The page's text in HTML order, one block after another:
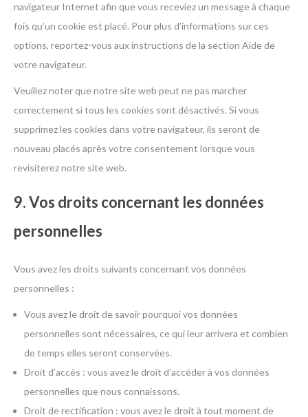
navigateur Internet afin que vous receviez un message à chaque
fois qu’un cookie est placé. Pour plus d’informations sur ces
options, reportez-vous aux instructions de la section Aide de
votre navigateur.
Veuillez noter que notre site web peut ne pas marcher
correctement si tous les cookies sont désactivés. Si vous
supprimez les cookies dans votre navigateur, ils seront de
nouveau placés après votre consentement lorsque vous
revisiterez notre site web.
9. Vos droits concernant les données
personnelles
Vous avez les droits suivants concernant vos données
personnelles :
Vous avez le droit de savoir pourquoi vos données
personnelles sont nécessaires, ce qui leur arrivera et combien
de temps elles seront conservées.
Droit d’accès : vous avez le droit d’accéder à vos données
personnelles que nous connaissons.
Droit de rectification : vous avez le droit à tout moment de